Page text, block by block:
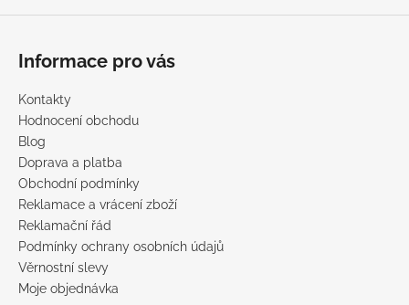
Informace pro vás
Kontakty
Hodnocení obchodu
Blog
Doprava a platba
Obchodní podmínky
Reklamace a vrácení zboží
Reklamační řád
Podmínky ochrany osobních údajů
Věrnostní slevy
Moje objednávka